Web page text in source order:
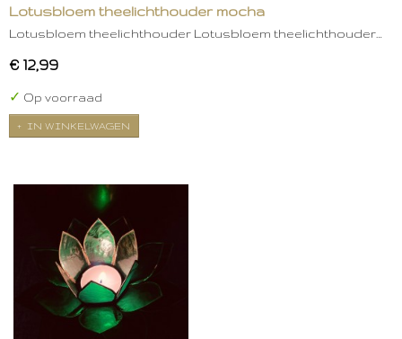
Lotusbloem theelichthouder mocha
Lotusbloem theelichthouder Lotusbloem theelichthouder…
€ 12,99
✓ Op voorraad
IN WINKELWAGEN